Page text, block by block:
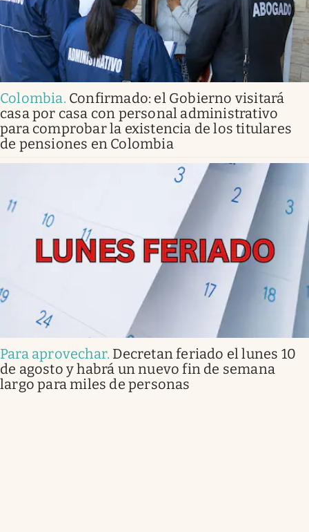
Colombia. Confirmado: el Gobierno visitará
casa por casa con personal administrativo
para comprobar la existencia de los titulares
de pensiones en Colombia
Para aprovechar. Decretan feriado el lunes 10
de agosto y habrá un nuevo fin de semana
largo para miles de personas